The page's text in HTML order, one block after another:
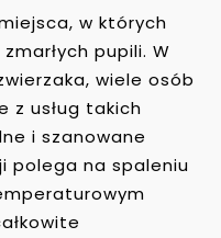
w których
pupili. W
wiele osób
z usług takich
i szanowane
polega na spaleniu